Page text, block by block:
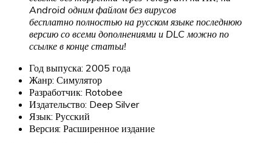
Android одним файлом без вирусов
бесплатно полностью на русском языке последнюю
версию со всеми дополнениями и DLC можно по
ссылке в конце статьи!
Год выпуска: 2005 года
Жанр: Симулятор
Разработчик: Rotobee
Издательство: Deep Silver
Язык: Русский
Версия: Расширенное издание